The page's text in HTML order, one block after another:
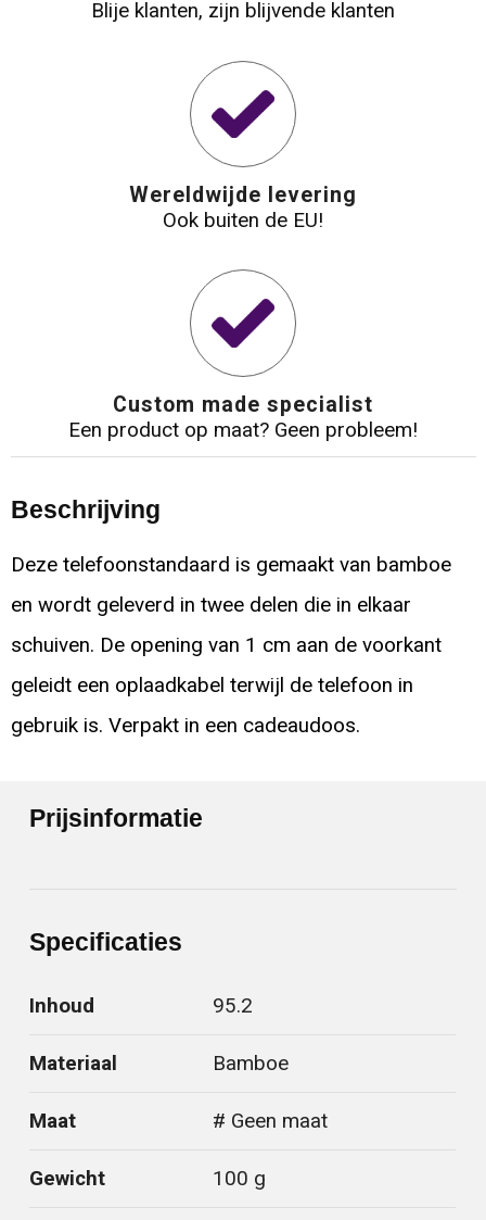
Blije klanten, zijn blijvende klanten
Wereldwijde levering
Ook buiten de EU!
Custom made specialist
Een product op maat? Geen probleem!
Beschrijving
Deze telefoonstandaard is gemaakt van bamboe
en wordt geleverd in twee delen die in elkaar
schuiven. De opening van 1 cm aan de voorkant
geleidt een oplaadkabel terwijl de telefoon in
gebruik is. Verpakt in een cadeaudoos.
Prijsinformatie
Specificaties
Inhoud 95.2
Materiaal Bamboe
Maat # Geen maat
Gewicht 100 g